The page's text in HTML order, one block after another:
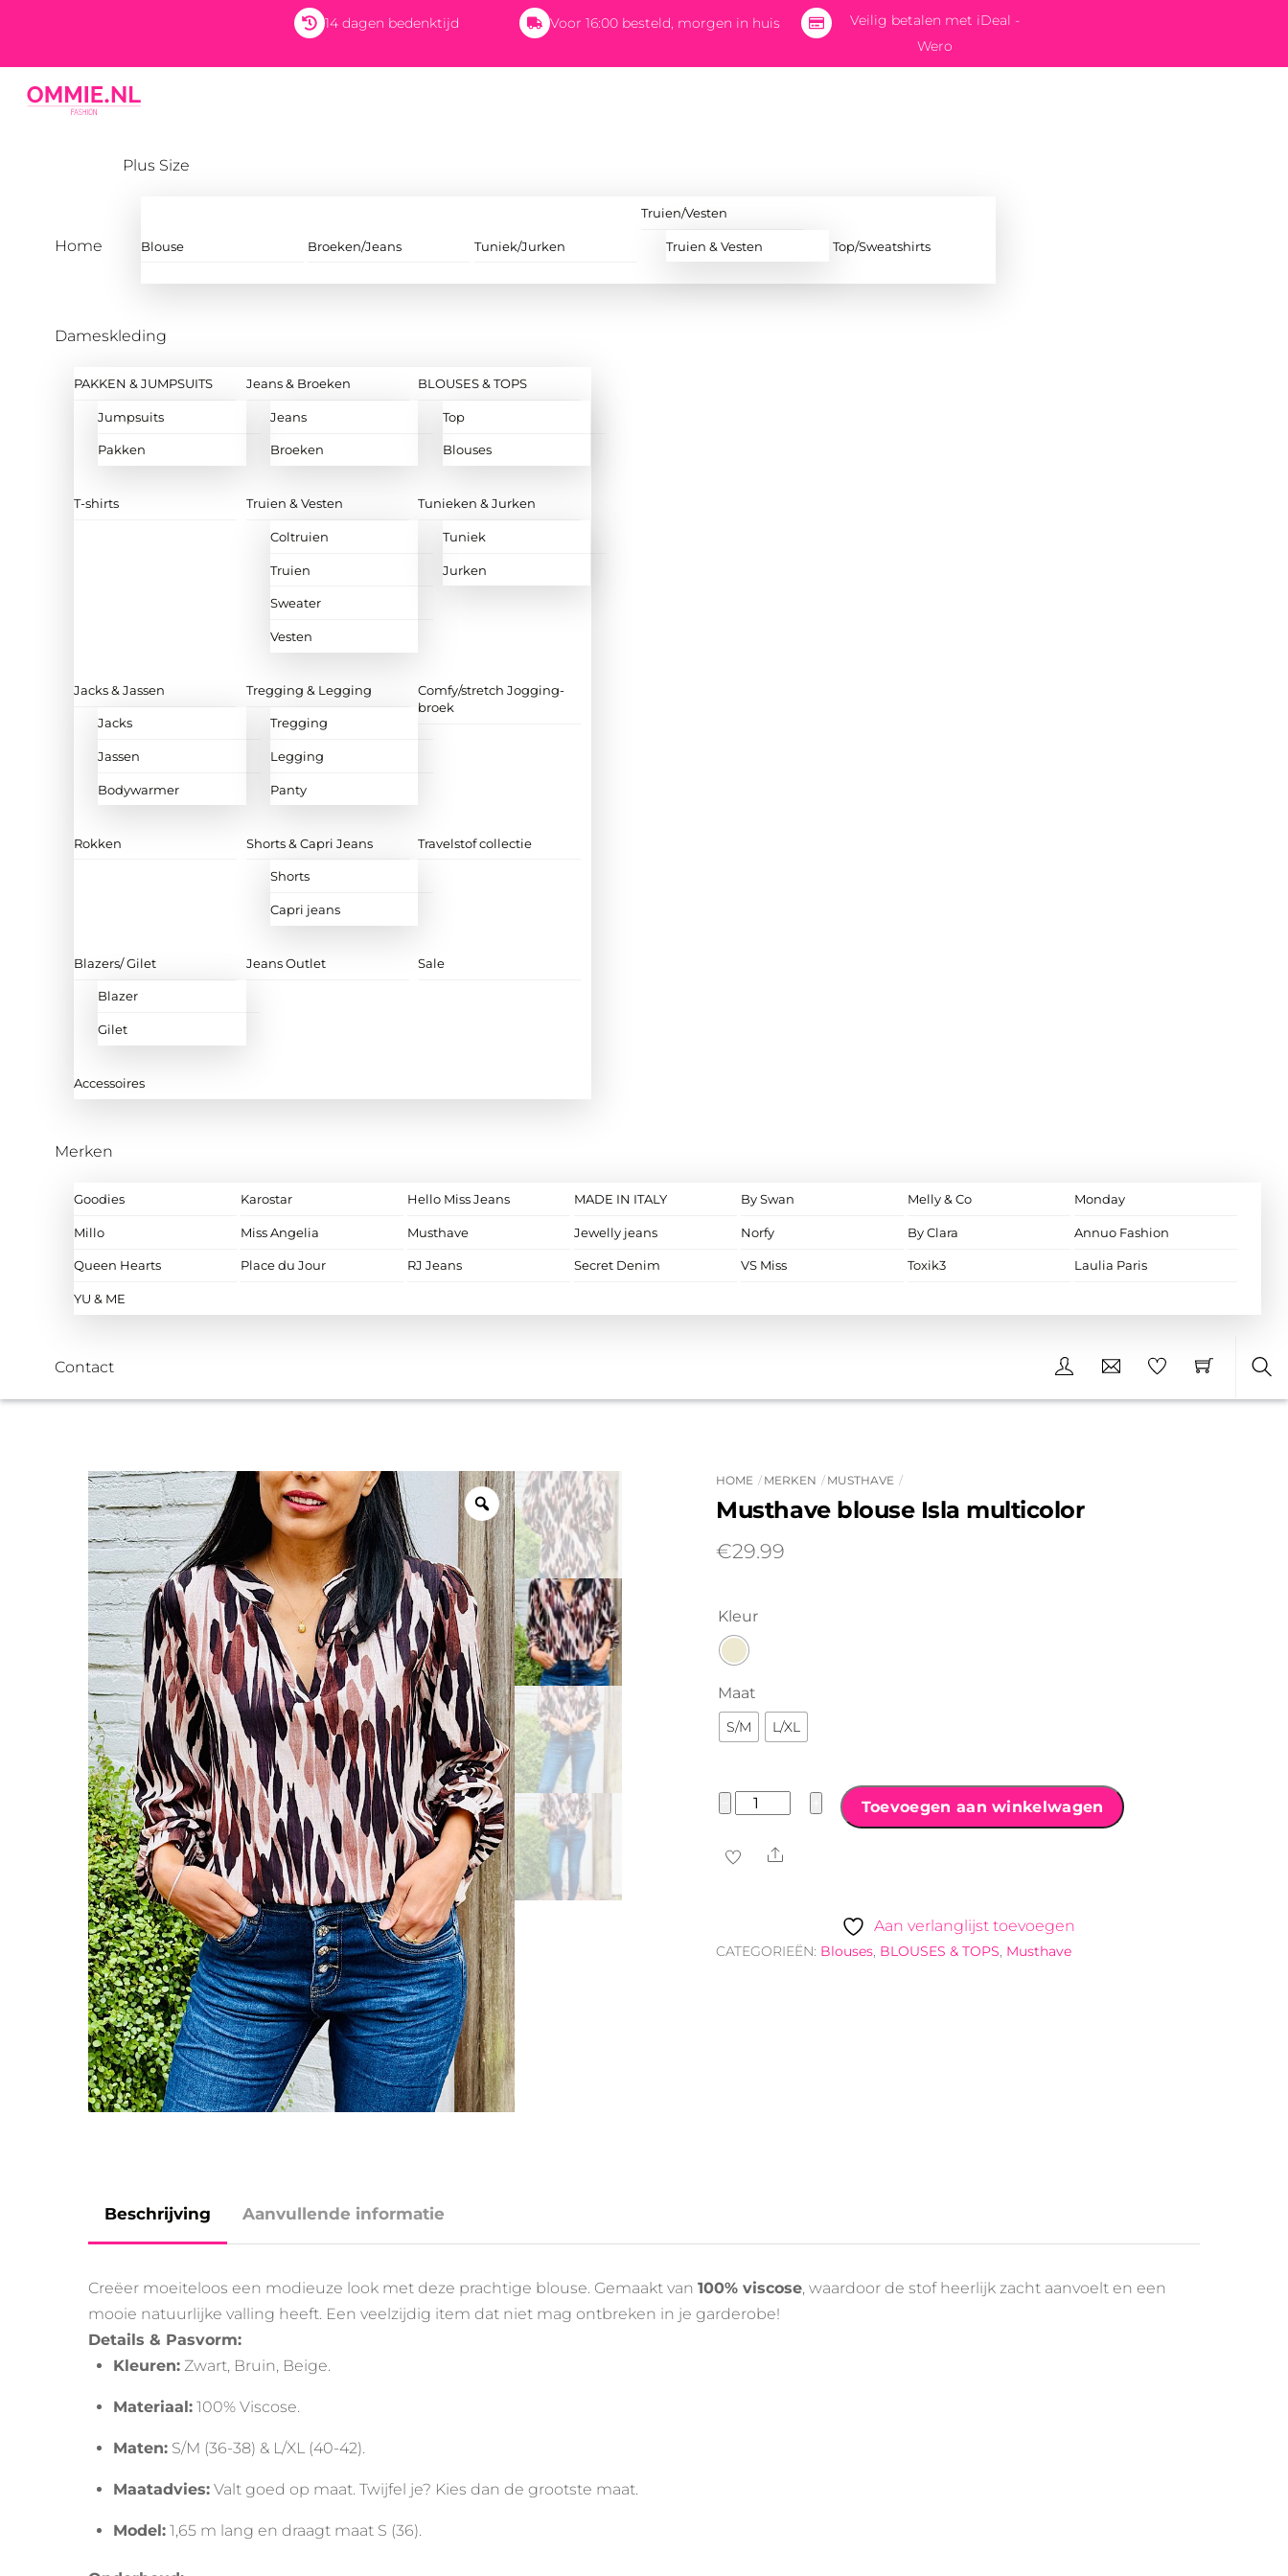
content
14 dagen bedenktijd Voor 16:00 besteld, morgen in huis
Veilig betalen met iDeal -
Wero
Home
Plus Size
Blouse Broeken/Jeans Tuniek/Jurken
Truien/Vesten
Truien & Vesten Top/Sweatshirts
Dameskleding
PAKKEN & JUMPSUITS
Jumpsuits
Pakken
Jeans & Broeken
Jeans
Broeken
BLOUSES & TOPS
Top
Blouses
T-shirts Truien & Vesten
Coltruien
Truien
Sweater
Vesten
Tunieken & Jurken
Tuniek
Jurken
Jacks & Jassen
Jacks
Jassen
Bodywarmer
Tregging & Legging
Tregging
Legging
Panty
Comfy/stretch Jogging-
broek
Rokken Shorts & Capri Jeans
Shorts
Capri jeans
Travelstof collectie
Blazers/ Gilet
Blazer
Gilet
Jeans Outlet Sale
Accessoires
Merken
Goodies Karostar Hello Miss Jeans MADE IN ITALY By Swan Melly & Co Monday
Millo Miss Angelia Musthave Jewelly jeans Norfy By Clara Annuo Fashion
Queen Hearts Place du Jour RJ Jeans Secret Denim VS Miss Toxik3 Laulia Paris
YU & ME
Contact
HOME MERKEN MUSTHAVE
Musthave blouse Isla multicolor
€29.99
Kleur
Maat
S/M L/XL
Musthave
Isla
Toevoegen aan winkelwagen
Share
Aan verlanglijst toevoegen
CATEGORIEËN: Blouses, BLOUSES & TOPS, Musthave
Beschrijving Aanvullende informatie
Creëer moeiteloos een modieuze look met deze prachtige blouse. Gemaakt van 100% viscose, waardoor de stof heerlijk zacht aanvoelt en een
mooie natuurlijke valling heeft. Een veelzijdig item dat niet mag ontbreken in je garderobe!
Details & Pasvorm:
Kleuren:Zwart, Bruin, Beige.
Materiaal:100% Viscose.
Maten:S/M (36-38) & L/XL (40-42).
Maatadvies:Valt goed op maat. Twijfel je? Kies dan de grootste maat.
Model:1,65 m lang en draagt maat S (36).